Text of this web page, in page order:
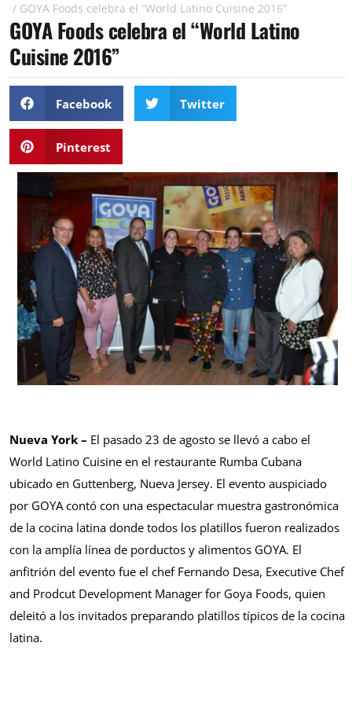
/ GOYA Foods celebra el “World Latino Cuisine 2016”
GOYA Foods celebra el “World Latino
Cuisine 2016”
Facebook Twitter
Pinterest
Nueva York – El pasado 23 de agosto se llevó a cabo el
World Latino Cuisine en el restaurante Rumba Cubana
ubicado en Guttenberg, Nueva Jersey. El evento auspiciado
por GOYA contó con una espectacular muestra gastronómica
de la cocina latina donde todos los platillos fueron realizados
con la amplía línea de porductos y alimentos GOYA. El
anfitrión del evento fue el chef Fernando Desa, Executive Chef
and Prodcut Development Manager for Goya Foods, quien
deleitó a los invitados preparando platillos típicos de la cocina
latina.